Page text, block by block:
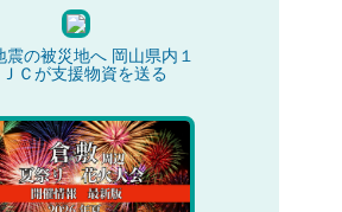
震の被災地へ 岡山県内１
ＪＣが支援物資を送る